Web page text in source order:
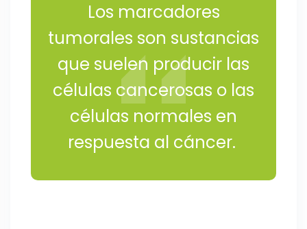
Los marcadores
tumorales son sustancias
que suelen producir las
células cancerosas o las
células normales en
respuesta al cáncer.